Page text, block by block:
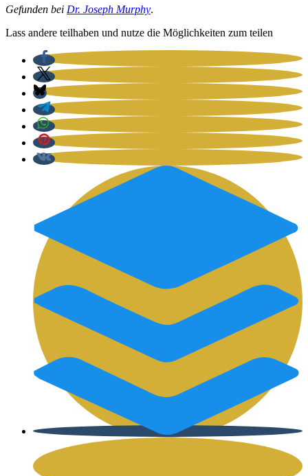
Gefun­den bei Dr. Joseph Mur­phy.
Lass ande­re teil­ha­ben und nut­ze die Mög­lich­kei­ten zum tei­len